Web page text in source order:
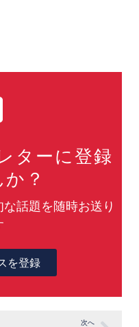
ターに登録
？
話題を随時お送り
を登録
次へ